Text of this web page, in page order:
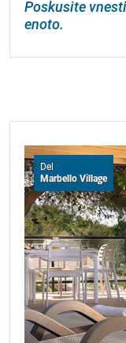
Poskusite
enoto.
Del
Marbello Village